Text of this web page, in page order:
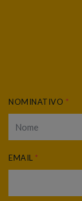
NOMINATIVO *
EMAIL *